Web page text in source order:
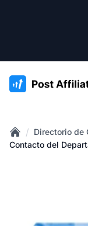
:site.title
Home
/ Directorio de
Contacto del